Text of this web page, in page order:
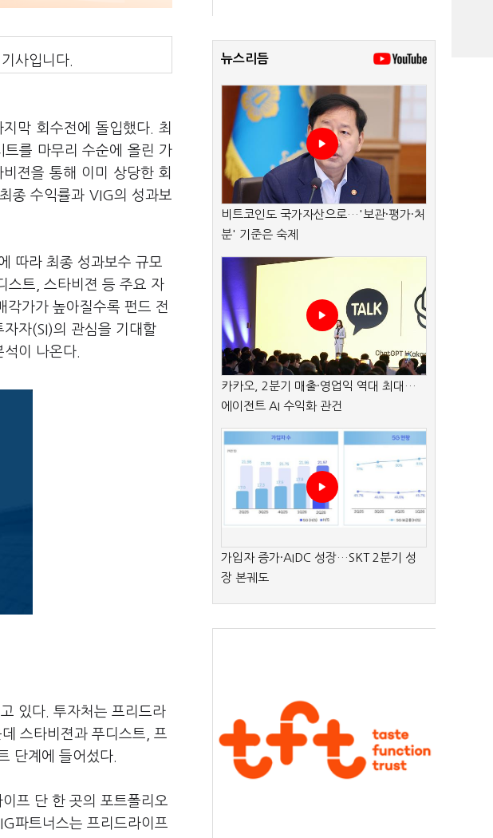
사입니다.
막 회수전에 돌입했다. 최
를 마무리 수순에 올린 가
젼을 통해 이미 상당한 회
종 수익률과 VIG의 성과보
따라 최종 성과보수 규모
스트, 스타비젼 등 주요 자
가가 높아질수록 펀드 전
자(SI)의 관심을 기대할
이 나온다.
있다. 투자처는 프리드라
스타비젼과 푸디스트, 프
단계에 들어섰다.
프 단 한 곳의 포트폴리오
파트너스는 프리드라이프
뉴스리듬
비트코인도 국가자산으로…'보관·평가·처
분' 기준은 숙제
카카오, 2분기 매출·영업익 역대 최대…
에이전트 AI 수익화 관건
가입자 증가·AIDC 성장…SKT 2분기 성
장 본궤도